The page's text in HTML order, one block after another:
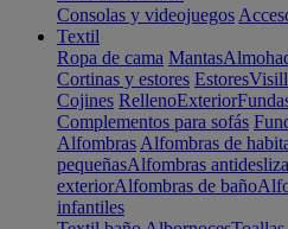
Consolas y videojuegos
Textil
Ropa de cama Mantas
Cortinas y estores Estores
Cojines RellenoExterior
Complementos para sofás
Alfombras Alfombras de
pequeñasAlfombras
exteriorAlfombras de baño
infantiles